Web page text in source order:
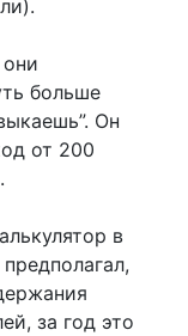
больше
Он
от 200
в
за год это